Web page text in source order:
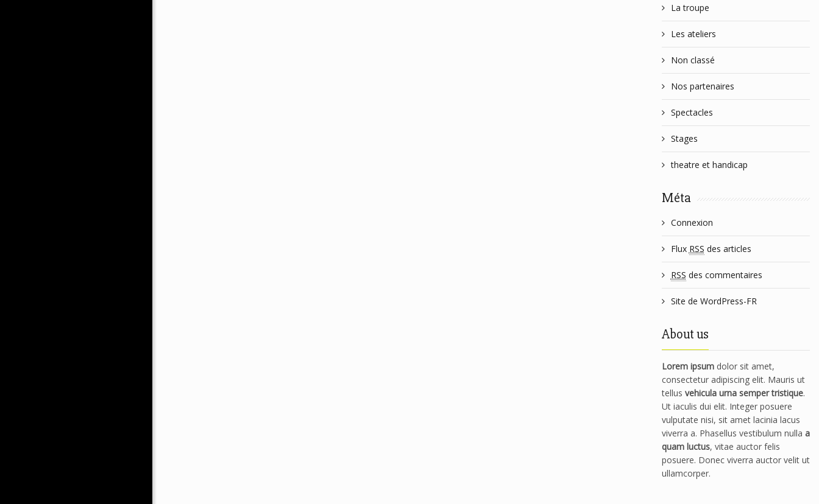
La troupe
Les ateliers
Non classé
Nos partenaires
Spectacles
Stages
theatre et handicap
Méta
Connexion
Flux RSS des articles
RSS des commentaires
Site de WordPress-FR
About us
Lorem ipsumdolor sit amet,
consectetur adipiscing elit. Mauris ut
tellus vehicula urna semper tristique.
Ut iaculis dui elit. Integer posuere
vulputate nisi, sit amet lacinia lacus
viverra a. Phasellus vestibulum nulla a
quam luctus, vitae auctor felis
posuere. Donec viverra auctor velit ut
ullamcorper.